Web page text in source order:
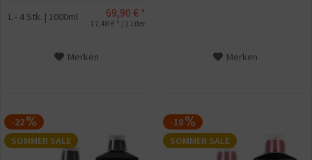
L - 4 Stk. | 1000ml 69,90 € *
17,48 € * / 1 Liter
Merken Merken
-22
SOMMER SALE
-18
SOMMER SALE